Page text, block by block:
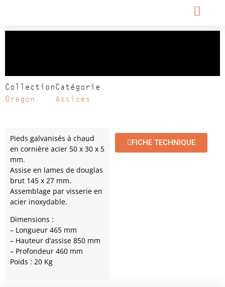
Collection
Oregon
Catégorie
Assises
Pieds galvanisés à chaud
en cornière acier 50 x 30 x 5
mm.
Assise en lames de douglas
brut 145 x 27 mm.
Assemblage par visserie en
acier inoxydable.
Dimensions :
– Longueur 465 mm
– Hauteur d’assise 850 mm
– Profondeur 460 mm
Poids : 20 Kg
FICHE TECHNIQUE